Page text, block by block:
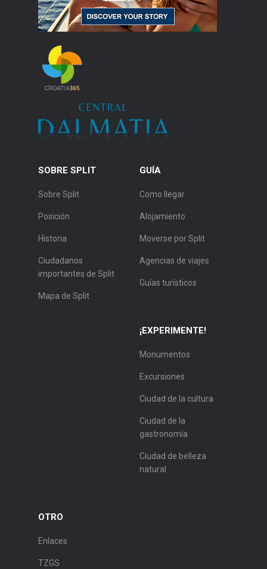
SOBRE SPLIT
Sobre Split
Posición
Historia
Ciudadanos
importantes de Split
Mapa de Split
GUÍA
Como llegar
Alojamiento
Moverse por Split
Agencias de viajes
Guías turísticos
¡EXPERIMENTE!
Monumentos
Excursiones
Ciudad de la cultura
Ciudad de la
gastronomía
Ciudad de belleza
natural
OTRO
Enlaces
TZGS